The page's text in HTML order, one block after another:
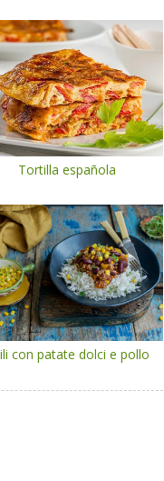
Tortilla española
con patate dolci e pollo